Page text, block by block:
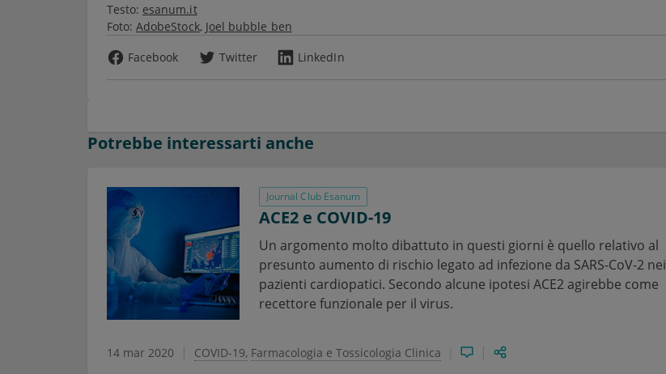
Testo: esanum.it
Foto: AdobeStock Joel bubble ben
Facebook
Twitter LinkedIn
Potrebbe interessarti anche
Journal Club Esanum
ACE2 e COVID-19
Un argomento molto dibattuto in questi giorni è quello relativo al
presunto aumento di rischio legato ad infezione da SARS-CoV-2 nei
pazienti cardiopatici. Secondo alcune ipotesi ACE2 agirebbe come
recettore funzionale per il virus.
14 mar 2020 COVID-19 Farmacologia e Tossicologia Clinica